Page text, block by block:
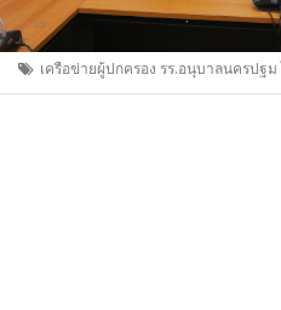
เครือข่ายผู้ปกครอง รร.อนุบาลนครป